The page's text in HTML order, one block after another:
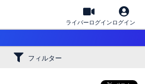
ライバーログインログイン
フィルター